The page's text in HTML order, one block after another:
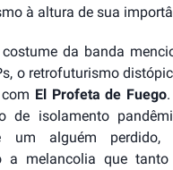
à altura de sua
costume da banda
o retrofuturismo
El Profeta de Fuego
de isolamento
um alguém perdido,
a melancolia que